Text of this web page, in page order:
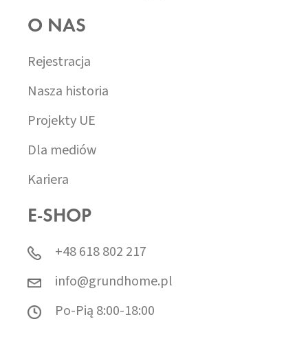
O NAS
Rejestracja
Nasza historia
Projekty UE
Dla mediów
Kariera
E-SHOP
+48 618 802 217
info@grundhome.pl
Po-Pią 8:00-18:00